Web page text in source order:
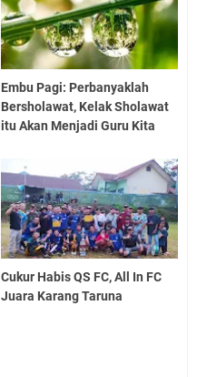
Embu Pagi: Perbanyaklah
Bersholawat, Kelak Sholawat
itu Akan Menjadi Guru Kita
Cukur Habis QS FC, All In FC
Juara Karang Taruna